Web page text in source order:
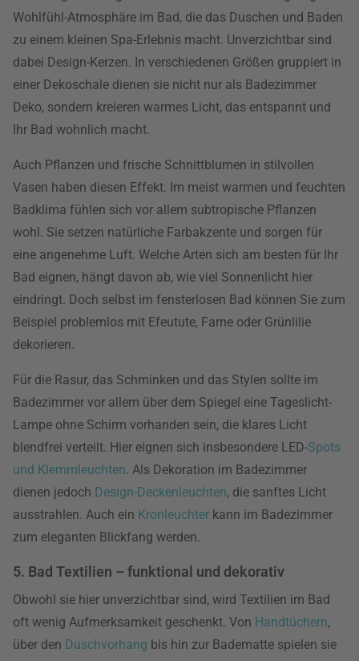
Wohlfühl-Atmosphäre im Bad, die das Duschen und Baden
zu einem kleinen Spa-Erlebnis macht. Unverzichtbar sind
dabei Design-Kerzen. In verschiedenen Größen gruppiert in
einer Dekoschale dienen sie nicht nur als Badezimmer
Deko, sondern kreieren warmes Licht, das entspannt und
Ihr Bad wohnlich macht.
Auch Pflanzen und frische Schnittblumen in stilvollen
Vasen haben diesen Effekt. Im meist warmen und feuchten
Badklima fühlen sich vor allem subtropische Pflanzen
wohl. Sie setzen natürliche Farbakzente und sorgen für
eine angenehme Luft. Welche Arten sich am besten für Ihr
Bad eignen, hängt davon ab, wie viel Sonnenlicht hier
eindringt. Doch selbst im fensterlosen Bad können Sie zum
Beispiel problemlos mit Efeutute, Farne oder Grünlilie
dekorieren.
Für die Rasur, das Schminken und das Stylen sollte im
Badezimmer vor allem über dem Spiegel eine Tageslicht-
Lampe ohne Schirm vorhanden sein, die klares Licht
blendfrei verteilt. Hier eignen sich insbesondere LED-Spots
und Klemmleuchten. Als Dekoration im Badezimmer
dienen jedoch Design-Deckenleuchten, die sanftes Licht
ausstrahlen. Auch ein Kronleuchter kann im Badezimmer
zum eleganten Blickfang werden.
5. Bad Textilien – funktional und dekorativ
Obwohl sie hier unverzichtbar sind, wird Textilien im Bad
oft wenig Aufmerksamkeit geschenkt. Von Handtüchern,
über den Duschvorhang bis hin zur Badematte spielen sie